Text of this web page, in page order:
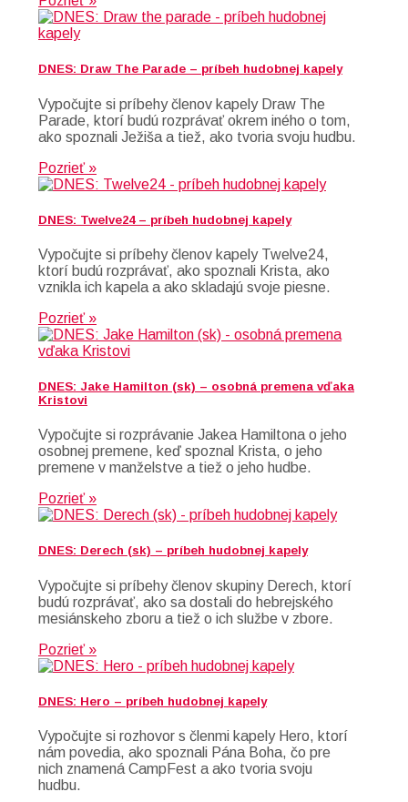
DNES: Draw The Parade – príbeh hudobnej kapely
Vypočujte si príbehy členov kapely Draw The
Parade, ktorí budú rozprávať okrem iného o tom,
ako spoznali Ježiša a tiež, ako tvoria svoju hudbu.
Pozrieť »
DNES: Twelve24 – príbeh hudobnej kapely
Vypočujte si príbehy členov kapely Twelve24,
ktorí budú rozprávať, ako spoznali Krista, ako
vznikla ich kapela a ako skladajú svoje piesne.
Pozrieť »
DNES: Jake Hamilton (sk) – osobná premena vďaka
Kristovi
Vypočujte si rozprávanie Jakea Hamiltona o jeho
osobnej premene, keď spoznal Krista, o jeho
premene v manželstve a tiež o jeho hudbe.
Pozrieť »
DNES: Derech (sk) – príbeh hudobnej kapely
Vypočujte si príbehy členov skupiny Derech, ktorí
budú rozprávať, ako sa dostali do hebrejského
mesiánskeho zboru a tiež o ich službe v zbore.
Pozrieť »
DNES: Hero – príbeh hudobnej kapely
Vypočujte si rozhovor s členmi kapely Hero, ktorí
nám povedia, ako spoznali Pána Boha, čo pre
nich znamená CampFest a ako tvoria svoju
hudbu.